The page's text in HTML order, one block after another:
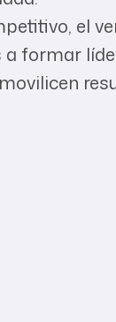
el
formar